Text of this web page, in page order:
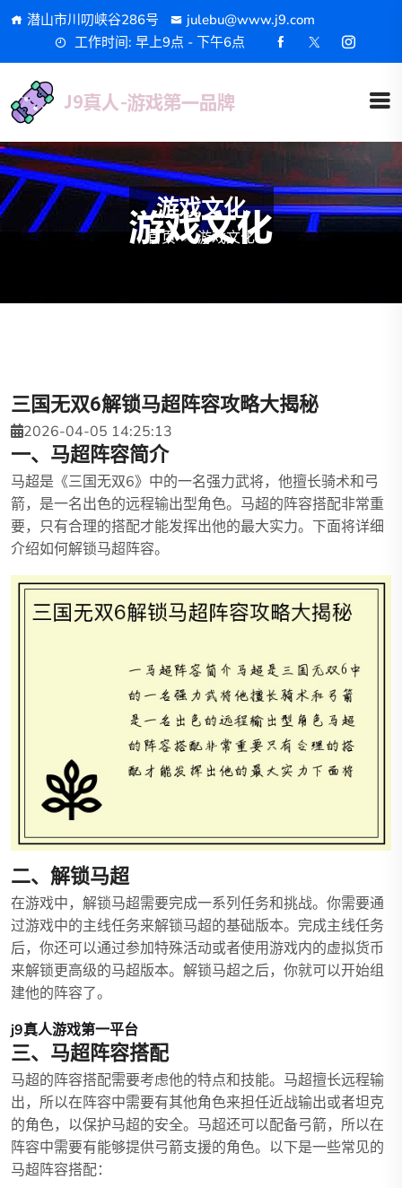
潜山市川叨峡谷286号
julebu@www.j9.com
工作时间: 早上9点 - 下午6点
游戏文化
首页 游戏文化
三国无双6解锁马超阵容攻略大揭秘
2026-04-05 14:25:13
一、马超阵容简介
马超是《三国无双6》中的一名强力武将，他擅长骑术和弓
箭，是一名出色的远程输出型角色。马超的阵容搭配非常重
要，只有合理的搭配才能发挥出他的最大实力。下面将详细
介绍如何解锁马超阵容。
二、解锁马超
在游戏中，解锁马超需要完成一系列任务和挑战。你需要通
过游戏中的主线任务来解锁马超的基础版本。完成主线任务
后，你还可以通过参加特殊活动或者使用游戏内的虚拟货币
来解锁更高级的马超版本。解锁马超之后，你就可以开始组
建他的阵容了。
j9真人游戏第一平台
三、马超阵容搭配
马超的阵容搭配需要考虑他的特点和技能。马超擅长远程输
出，所以在阵容中需要有其他角色来担任近战输出或者坦克
的角色，以保护马超的安全。马超还可以配备弓箭，所以在
阵容中需要有能够提供弓箭支援的角色。以下是一些常见的
马超阵容搭配：